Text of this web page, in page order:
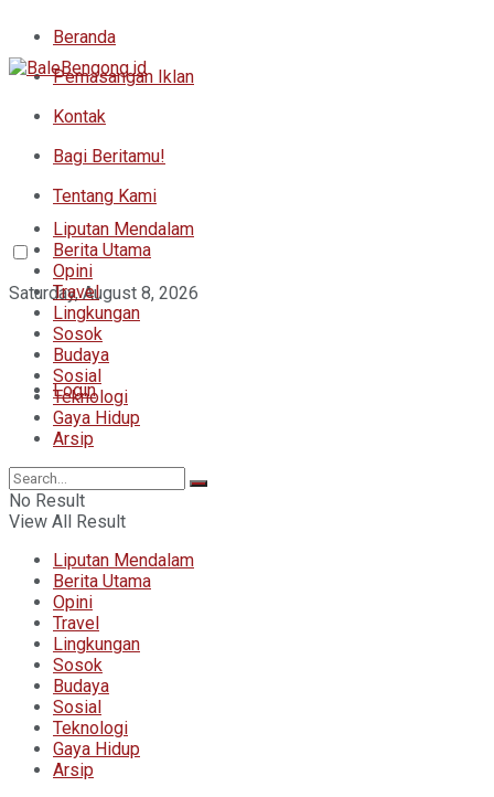
Beranda
Pemasangan Iklan
Kontak
Bagi Beritamu!
Tentang Kami
Saturday, August 8, 2026
Login
Liputan Mendalam
Berita Utama
Opini
Travel
Lingkungan
Sosok
Budaya
Sosial
Teknologi
Gaya Hidup
Arsip
No Result
View All Result
Liputan Mendalam
Berita Utama
Opini
Travel
Lingkungan
Sosok
Budaya
Sosial
Teknologi
Gaya Hidup
Arsip